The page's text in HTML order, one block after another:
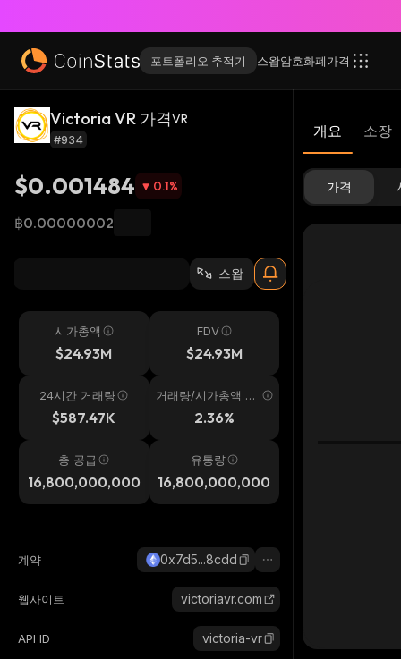
포트폴리오 추적기 스왑암호화폐가격
Victoria VR 가격VR
#934
$0.001484 0.1%
฿0.00000002
스왑
시가총액
$24.93M
FDV
$24.93M
24시간 거래량
$587.47K
거래량/시가총액 24
2.36%
총 공급
16,800,000,000
유통량
16,800,000,000
계약 0x7d5...8cdd
웹사이트 victoriavr.com
API ID victoria-vr
개요 소장
가격